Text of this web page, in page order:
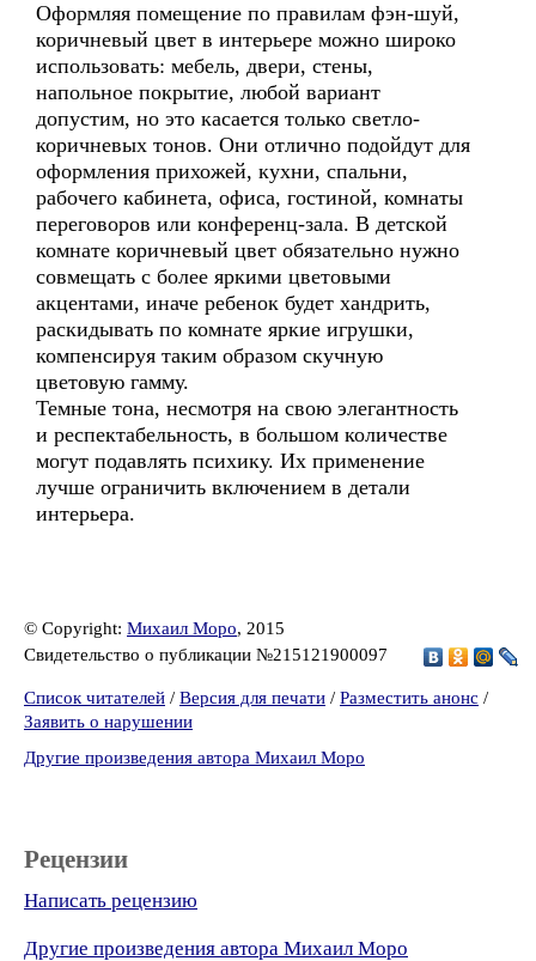
Оформляя помещение по правилам фэн-шуй,
коричневый цвет в интерьере можно широко
использовать: мебель, двери, стены,
напольное покрытие, любой вариант
допустим, но это касается только светло-
коричневых тонов. Они отлично подойдут для
оформления прихожей, кухни, спальни,
рабочего кабинета, офиса, гостиной, комнаты
переговоров или конференц-зала. В детской
комнате коричневый цвет обязательно нужно
совмещать с более яркими цветовыми
акцентами, иначе ребенок будет хандрить,
раскидывать по комнате яркие игрушки,
компенсируя таким образом скучную
цветовую гамму.
Темные тона, несмотря на свою элегантность
и респектабельность, в большом количестве
могут подавлять психику. Их применение
лучше ограничить включением в детали
интерьера.
© Copyright: Михаил Моро, 2015
Свидетельство о публикации №215121900097
Список читателей / Версия для печати / Разместить анонс /
Заявить о нарушении
Другие произведения автора Михаил Моро
Рецензии
Написать рецензию
Другие произведения автора Михаил Моро